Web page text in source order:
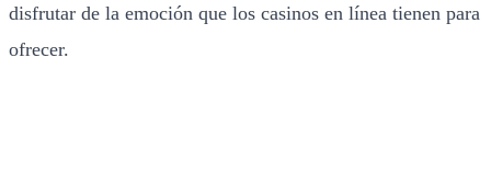
disfrutar de la emoción que los casinos en línea tienen para
ofrecer.